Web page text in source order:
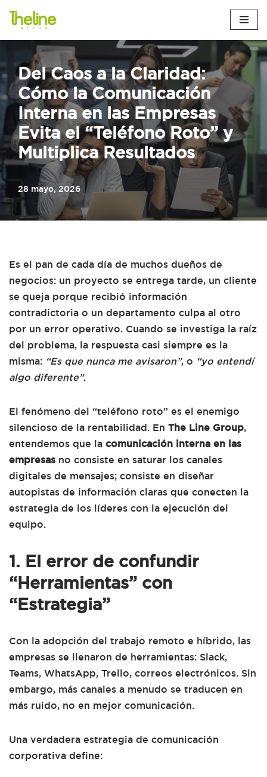
Saltar
contenido
Del Caos a la Claridad:
Cómo la Comunicación
Interna en las Empresas
Evita el “Teléfono Roto” y
Multiplica Resultados
28 mayo, 2026
Es el pan de cada día de muchos dueños de
negocios: un proyecto se entrega tarde, un cliente
se queja porque recibió información
contradictoria o un departamento culpa al otro
por un error operativo. Cuando se investiga la raíz
del problema, la respuesta casi siempre es la
misma: “Es que nunca me avisaron”, o “yo entendí
algo diferente”.
El fenómeno del “teléfono roto” es el enemigo
silencioso de la rentabilidad. En The Line Group,
entendemos que la comunicación interna en las
empresas no consiste en saturar los canales
digitales de mensajes; consiste en diseñar
autopistas de información claras que conecten la
estrategia de los líderes con la ejecución del
equipo.
1. El error de confundir
“Herramientas” con
“Estrategia”
Con la adopción del trabajo remoto e híbrido, las
empresas se llenaron de herramientas: Slack,
Teams, WhatsApp, Trello, correos electrónicos. Sin
embargo, más canales a menudo se traducen en
más ruido, no en mejor comunicación.
Una verdadera estrategia de comunicación
corporativa define: